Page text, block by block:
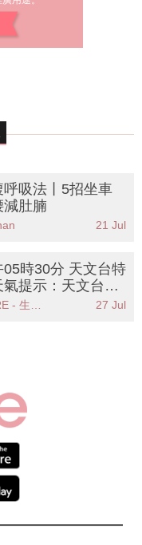
呼吸法丨5招坐車
減肚腩
21 Jul
05時30分 天文台特
氣提示：天文台發
別天氣提示提醒市
意驟雨及狂風雷暴
27 Jul